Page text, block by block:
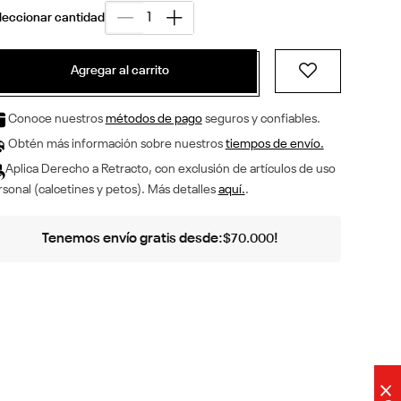
×
Agregar al carrito
Conoce nuestros métodos de pagoseguros y confiables.
Obtén más información sobre nuestros tiempos de envío.
Aplica Derecho a Retracto, con exclusión de artículos de uso
(calcetines y petos). Más detalles aquí..
Tenemos envío gratis desde:$70.000!